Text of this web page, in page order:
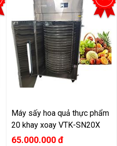
Máy sấy hoa quả thực phẩm
20 khay xoay VTK-SN20X
65.000.000 đ